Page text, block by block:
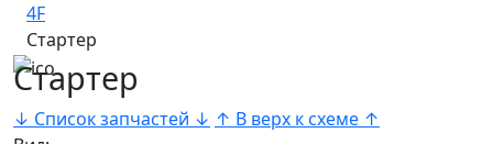
4F
Стартер
Стартер
↓ Список запчастей ↓ ↑ В верх к схеме ↑